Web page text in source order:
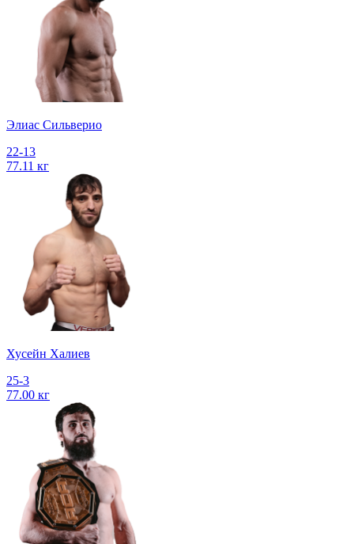
Элиас Сильверио
22-13
77.11 кг
Хусейн Халиев
25-3
77.00 кг